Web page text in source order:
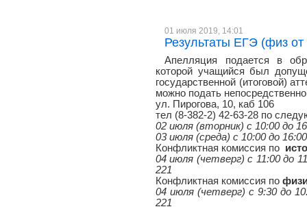
01 июля 2019, 14:01
Результаты ЕГЭ (физ от
Апелляция подается в
которой учащийся был
государственной (итоговой)
можно подать
ул. Пирогова, 10, каб 106
тел (8-382-2) 42-63-28 по
02 июля (вторник) с 10:00 до
03 июля (среда) с 10:00 до
Конфликтная комиссия по
04 июля (четверг) с 11:00 до
221
Конфликтная комиссия по
04 июля (четверг) с 9:30 до
221